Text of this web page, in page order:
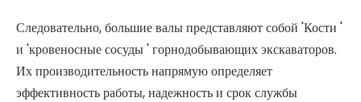
Следовательно, большие валы представляют собой 'Кости '
и 'кровеносные сосуды ' горнодобывающих экскаваторов.
Их производительность напрямую определяет
эффективность работы, надежность и срок службы